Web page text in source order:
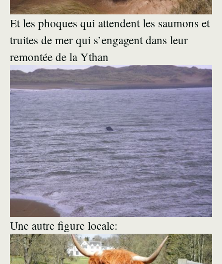
Et les phoques qui attendent les saumons et
truites de mer qui s’engagent dans leur
remontée de la Ythan
Une autre figure locale: